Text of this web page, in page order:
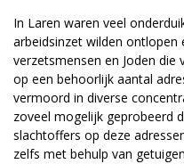
In Laren waren veel
arbeidsinzet wilden ontlopen
verzetsmensen en Joden
op een behoorlijk aantal
vermoord in diverse
zoveel mogelijk geprobeerd
slachtoffers op deze
zelfs met behulp van